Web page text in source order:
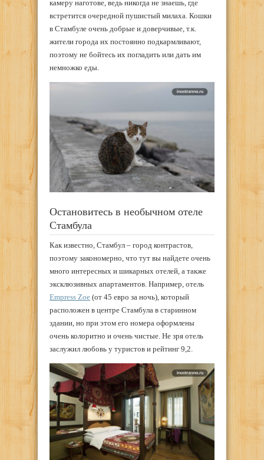
камеру наготове, ведь никогда не знаешь, где
встретится очередной пушистый милаха. Кошки
в Стамбуле очень добрые и доверчивые, т.к.
жители города их постоянно подкармливают,
поэтому не бойтесь их погладить или дать им
немножко еды.
Остановитесь в необычном отеле
Стамбула
Как известно, Стамбул – город контрастов,
поэтому закономерно, что тут вы найдете очень
много интересных и шикарных отелей, а также
эксклюзивных апартаментов. Например, отель
Empress Zoe (от 45 евро за ночь), который
расположен в центре Стамбула в старинном
здании, но при этом его номера оформлены
очень колоритно и очень чистые. Не зря отель
заслужил любовь у туристов и рейтинг 9,2.